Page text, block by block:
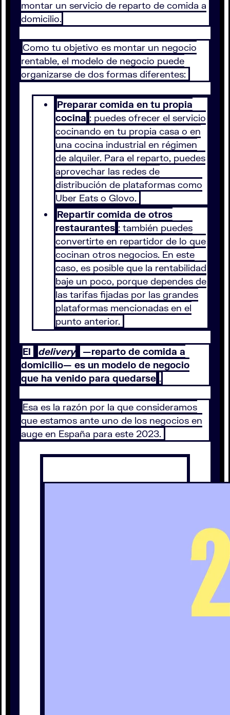
montar un servicio de reparto de comida a
domicilio.
Como tu objetivo es montar un negocio
rentable, el modelo de negocio puede
organizarse de dos formas diferentes:
Preparar comida en tu propia
cocina : puedes ofrecer el servicio
cocinando en tu propia casa o en
una cocina industrial en régimen
de alquiler. Para el reparto, puedes
aprovechar las redes de
distribución de plataformas como
Uber Eats o Glovo.
Repartir comida de otros
restaurantes : también puedes
convertirte en repartidor de lo que
cocinan otros negocios. En este
caso, es posible que la rentabilidad
baje un poco, porque dependes de
las tarifas fijadas por las grandes
plataformas mencionadas en el
punto anterior.
El delivery
—reparto de comida a
domicilio— es un modelo de negocio
que ha venido para quedarse .
Esa es la razón por la que consideramos
que estamos ante uno de los negocios en
auge en España para este 2023.